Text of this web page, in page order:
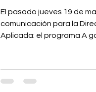
El pasado jueves 19 de
comunicación para la
Aplicada: el programa A
profesionales. En el
sobre el uso de los